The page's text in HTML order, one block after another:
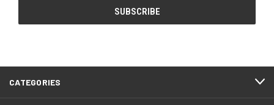
CATEGORIES